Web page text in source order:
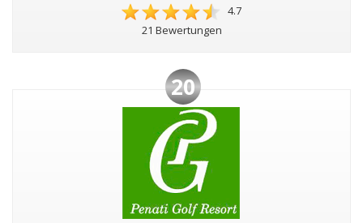
4.7
21 Bewertungen
20